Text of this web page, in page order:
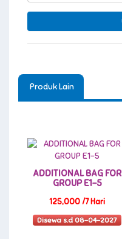
Produk Lain
ADDITIONAL BAG FOR
GROUP E1-5
125,000 /7 Hari
Disewa s.d 08-04-2027